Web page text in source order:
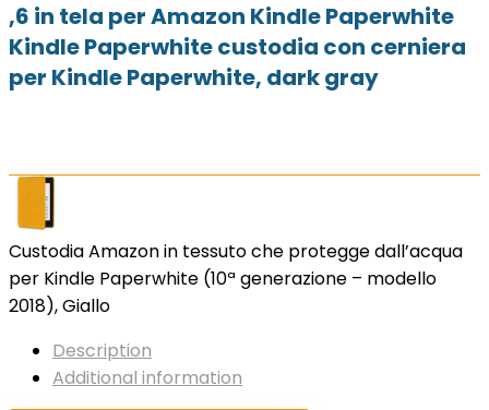
,6 in tela per Amazon Kindle Paperwhite
Kindle Paperwhite custodia con cerniera
per Kindle Paperwhite, dark gray
Custodia Amazon in tessuto che protegge dall’acqua
per Kindle Paperwhite (10ª generazione – modello
2018), Giallo
Description
Additional information